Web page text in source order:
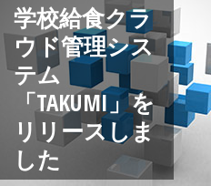
学校給食クラ
ウド管理シス
テム
「TAKUMI」を
リリースしま
した